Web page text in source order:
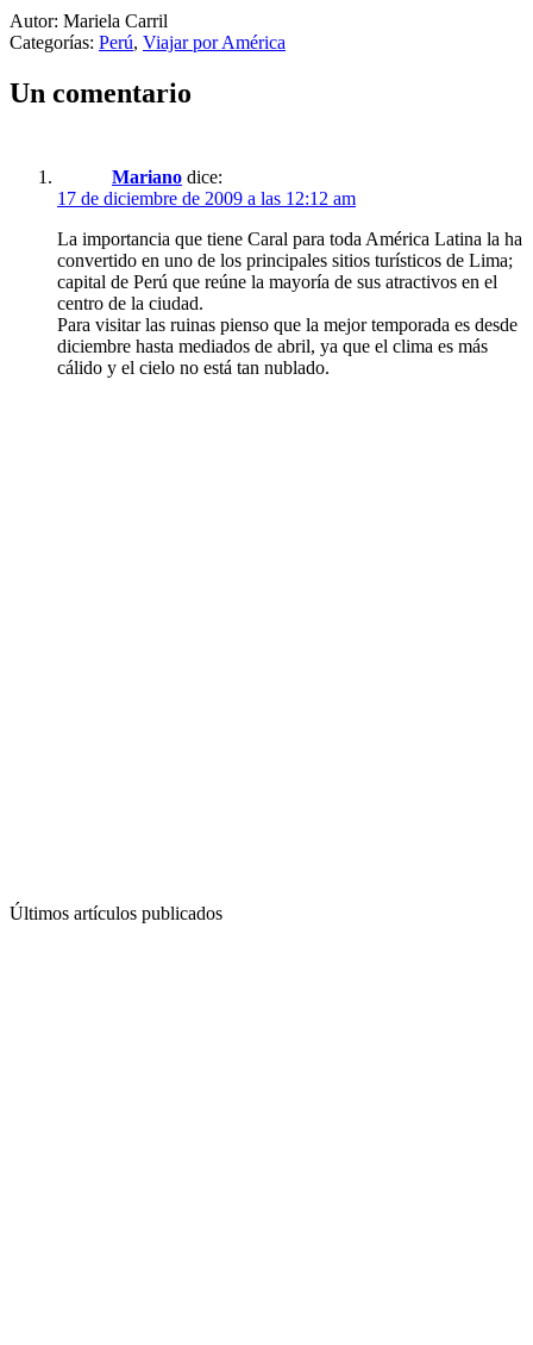
Autor: Mariela Carril
Categorías: Perú, Viajar por América
Un comentario
Mariano dice:
17 de diciembre de 2009 a las 12:12 am
La importancia que tiene Caral para toda América Latina la ha
convertido en uno de los principales sitios turísticos de Lima;
capital de Perú que reúne la mayoría de sus atractivos en el
centro de la ciudad.
Para visitar las ruinas pienso que la mejor temporada es desde
diciembre hasta mediados de abril, ya que el clima es más
cálido y el cielo no está tan nublado.
Últimos artículos publicados